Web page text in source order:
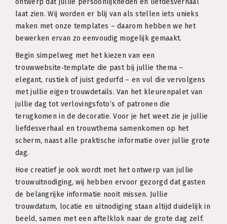
ontwerp dat jullie persoonlijkheden en liefdesverhaal
laat zien. Wij worden er blij van als stellen iets unieks
maken met onze templates – daarom hebben we het
bewerken ervan zo eenvoudig mogelijk gemaakt.
Begin simpelweg met het kiezen van een
trouwwebsite‑template die past bij jullie thema –
elegant, rustiek of juist gedurfd – en vul die vervolgens
met jullie eigen trouwdetails. Van het kleurenpalet van
jullie dag tot verlovingsfoto’s of patronen die
terugkomen in de decoratie. Voor je het weet zie je jullie
liefdesverhaal en trouwthema samenkomen op het
scherm, naast alle praktische informatie over jullie grote
dag.
Hoe creatief je ook wordt met het ontwerp van jullie
trouwuitnodiging, wij hebben ervoor gezorgd dat gasten
de belangrijke informatie nooit missen. Jullie
trouwdatum, locatie en uitnodiging staan altijd duidelijk in
beeld, samen met een aftelklok naar de grote dag zelf.